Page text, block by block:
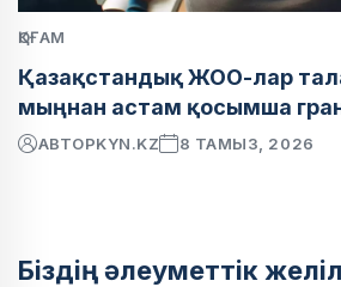
ҚОҒАМ
Қазақстандық ЖОО-лар
мыңнан астам қосымша
АВТОРKYN.KZ 8 ТАМЫЗ, 2026
Біздің әлеуметтік